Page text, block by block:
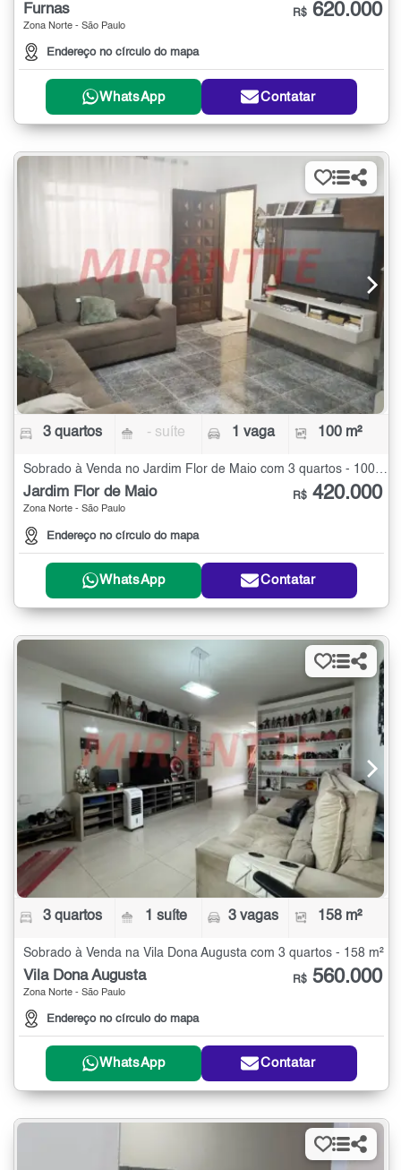
Furnas
Zona Norte - São Paulo
Endereço no círculo do mapa
R$ 620.000
WhatsApp Contatar
3 quartos - suíte 1 vaga 100 m²
Sobrado à Venda no Jardim Flor de Maio com 3 quartos - 100 m²
Jardim Flor de Maio
Zona Norte - São Paulo
Endereço no círculo do mapa
R$ 420.000
WhatsApp Contatar
3 quartos 1 suíte 3 vagas 158 m²
Sobrado à Venda na Vila Dona Augusta com 3 quartos - 158 m²
Vila Dona Augusta
Zona Norte - São Paulo
Endereço no círculo do mapa
R$ 560.000
WhatsApp Contatar